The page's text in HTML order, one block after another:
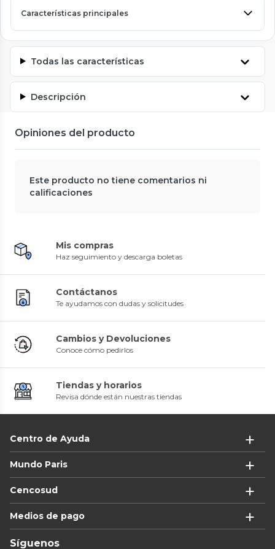
Características principales
Todas las características
Descripción
Opiniones del producto
Este producto no tiene comentarios ni
calificaciones
Mis compras
Haz seguimiento y descarga boletas
Contáctanos
Te ayudamos con dudas y solicitudes
Cambios y Devoluciones
Conoce cómo pedirlos
Tiendas y horarios
Revisa dónde están nuestras tiendas
Centro de Ayuda
Mundo Paris
Cencosud
Medios de pago
Síguenos